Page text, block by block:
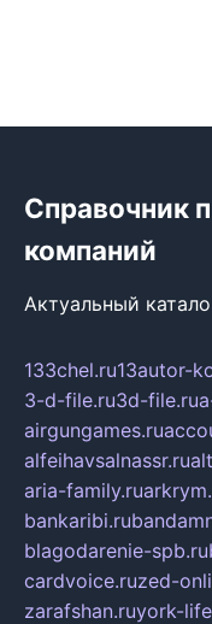
Справочник
компаний
Актуальный
133chel.ru13autor-
3-d-file.ru3d-file.ru
airgungames.ru
alfeihavsalnassr.ru
aria-family.ru
bankaribi.ru
blagodarenie-spb.ru
cardvoice.ruzed-
zarafshan.ruyork-